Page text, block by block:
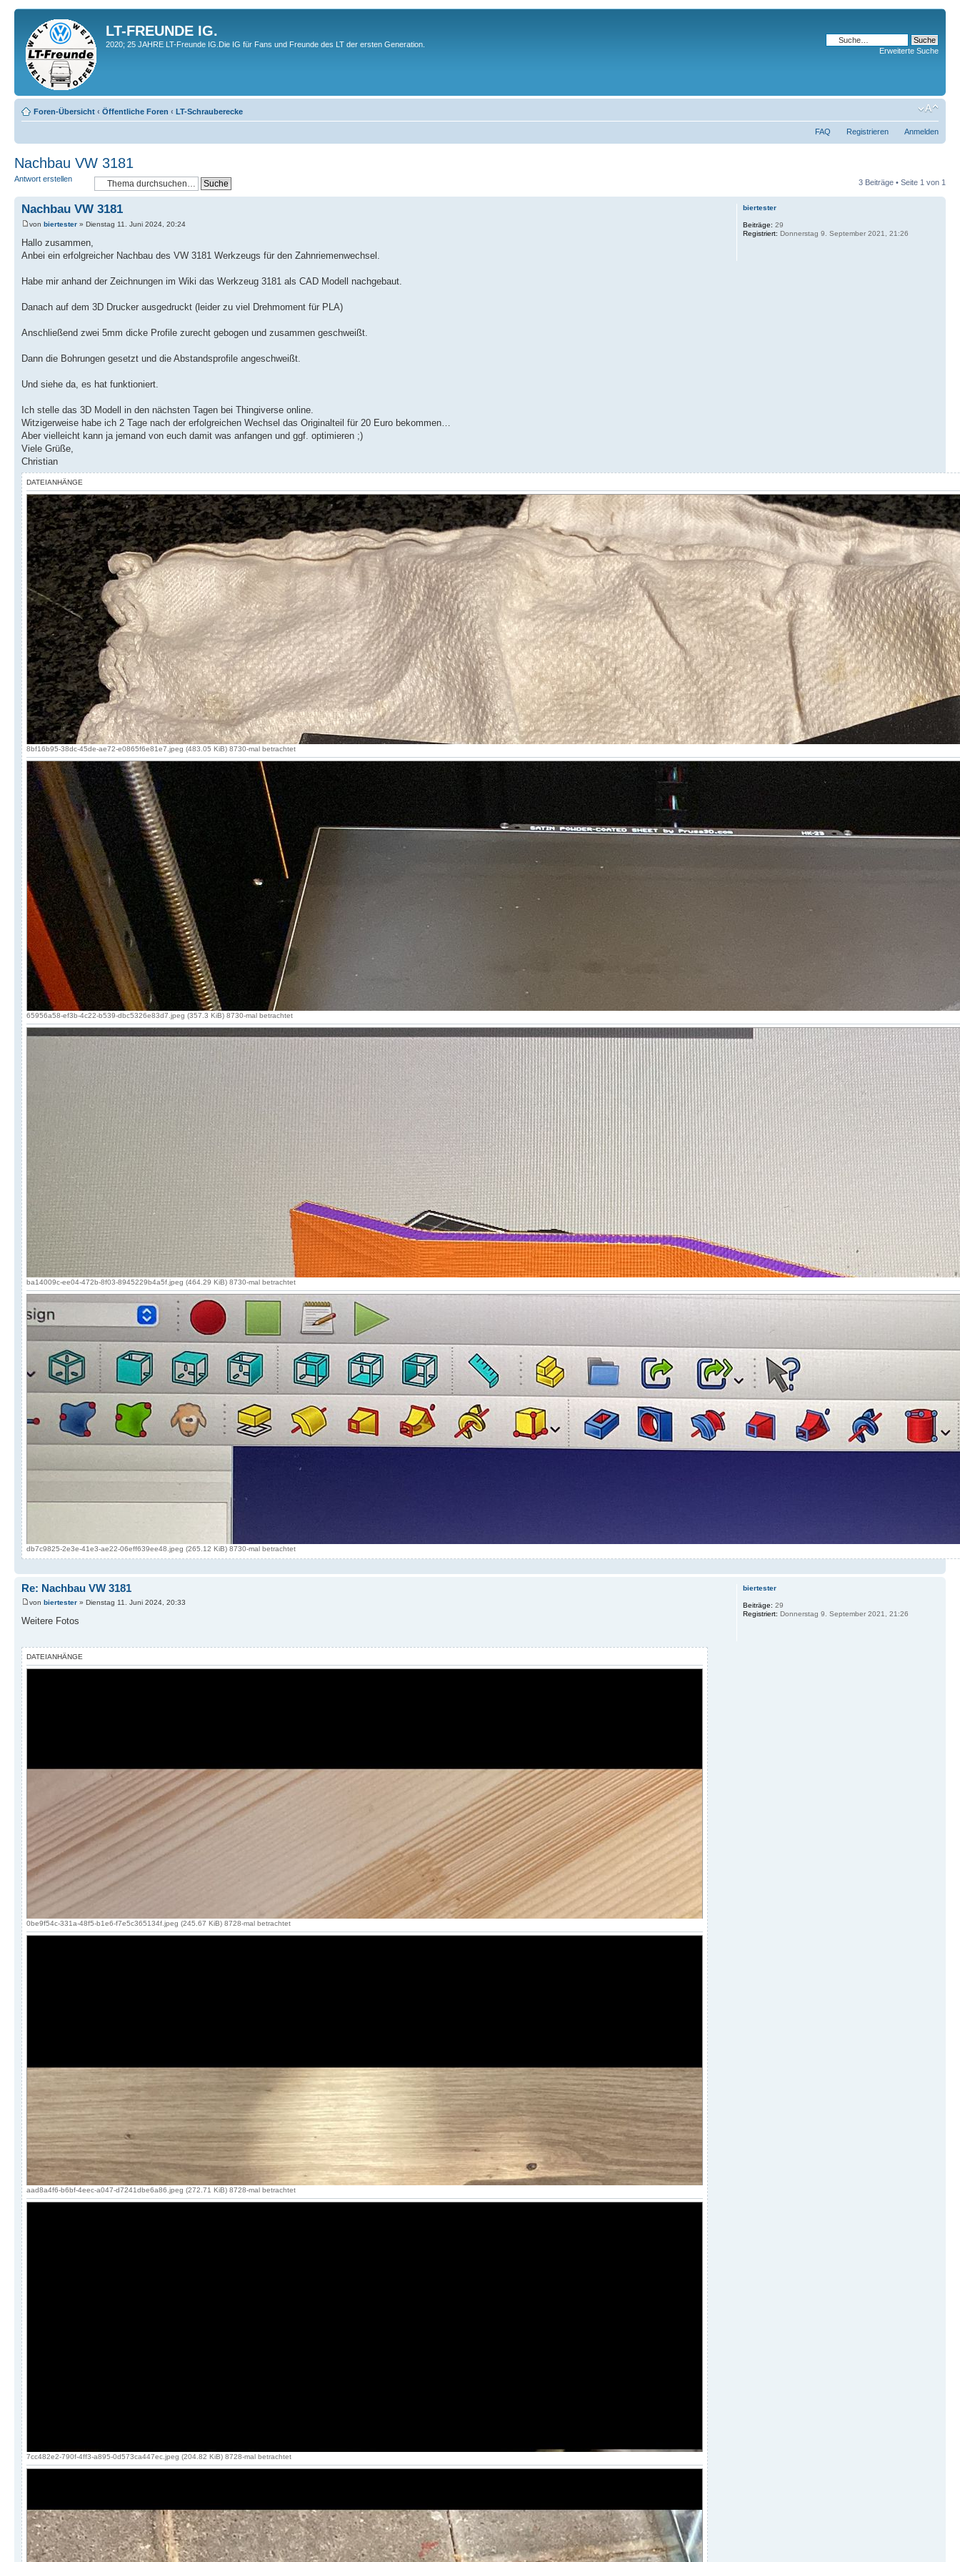
LT-FREUNDE IG.
2020; 25 JAHRE LT-Freunde IG.Die IG für Fans und Freunde des LT der ersten Generation.
Erweiterte Suche
Foren-Übersicht ‹ Öffentliche Foren ‹ LT-Schrauberecke
FAQ Registrieren Anmelden
Nachbau VW 3181
Antwort erstellen 3 Beiträge • Seite 1 von 1
Nachbau VW 3181
von biertester » Dienstag 11. Juni 2024, 20:24
Hallo zusammen,
Anbei ein erfolgreicher Nachbau des VW 3181 Werkzeugs für den Zahnriemenwechsel.
Habe mir anhand der Zeichnungen im Wiki das Werkzeug 3181 als CAD Modell nachgebaut.
Danach auf dem 3D Drucker ausgedruckt (leider zu viel Drehmoment für PLA)
Anschließend zwei 5mm dicke Profile zurecht gebogen und zusammen geschweißt.
Dann die Bohrungen gesetzt und die Abstandsprofile angeschweißt.
Und siehe da, es hat funktioniert.
Ich stelle das 3D Modell in den nächsten Tagen bei Thingiverse online.
Witzigerweise habe ich 2 Tage nach der erfolgreichen Wechsel das Originalteil für 20 Euro bekommen…
Aber vielleicht kann ja jemand von euch damit was anfangen und ggf. optimieren ;)
Viele Grüße,
Christian
DATEIANHÄNGE
8bf16b95-38dc-45de-ae72-e0865f6e81e7.jpeg (483.05 KiB) 8730-mal betrachtet
65956a58-ef3b-4c22-b539-dbc5326e83d7.jpeg (357.3 KiB) 8730-mal betrachtet
ba14009c-ee04-472b-8f03-8945229b4a5f.jpeg (464.29 KiB) 8730-mal betrachtet
db7c9825-2e3e-41e3-ae22-06eff639ee48.jpeg (265.12 KiB) 8730-mal betrachtet
biertester
Beiträge: 29
Registriert: Donnerstag 9. September 2021, 21:26
Re: Nachbau VW 3181
von biertester » Dienstag 11. Juni 2024, 20:33
Weitere Fotos
DATEIANHÄNGE
0be9f54c-331a-48f5-b1e6-f7e5c365134f.jpeg (245.67 KiB) 8728-mal betrachtet
aad8a4f6-b6bf-4eec-a047-d7241dbe6a86.jpeg (272.71 KiB) 8728-mal betrachtet
7cc482e2-790f-4ff3-a895-0d573ca447ec.jpeg (204.82 KiB) 8728-mal betrachtet
biertester
Beiträge: 29
Registriert: Donnerstag 9. September 2021, 21:26